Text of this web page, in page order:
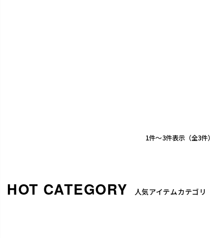
3
1 -
3件表示
人気アイテムカテゴリ